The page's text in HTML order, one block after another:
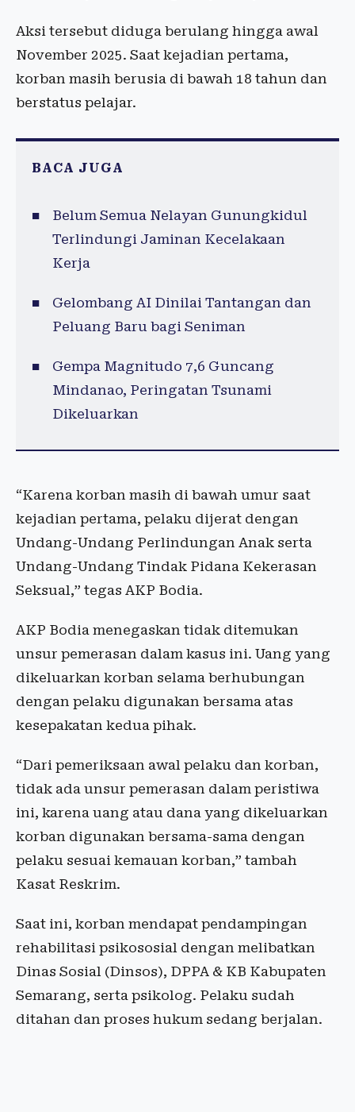
Aksi tersebut diduga berulang hingga awal
November 2025. Saat kejadian pertama,
korban masih berusia di bawah 18 tahun dan
berstatus pelajar.
BACA JUGA
Belum Semua Nelayan Gunungkidul
Terlindungi Jaminan Kecelakaan
Kerja
Gelombang AI Dinilai Tantangan dan
Peluang Baru bagi Seniman
Gempa Magnitudo 7,6 Guncang
Mindanao, Peringatan Tsunami
Dikeluarkan
“Karena korban masih di bawah umur saat
kejadian pertama, pelaku dijerat dengan
Undang-Undang Perlindungan Anak serta
Undang-Undang Tindak Pidana Kekerasan
Seksual,” tegas AKP Bodia.
AKP Bodia menegaskan tidak ditemukan
unsur pemerasan dalam kasus ini. Uang yang
dikeluarkan korban selama berhubungan
dengan pelaku digunakan bersama atas
kesepakatan kedua pihak.
“Dari pemeriksaan awal pelaku dan korban,
tidak ada unsur pemerasan dalam peristiwa
ini, karena uang atau dana yang dikeluarkan
korban digunakan bersama-sama dengan
pelaku sesuai kemauan korban,” tambah
Kasat Reskrim.
Saat ini, korban mendapat pendampingan
rehabilitasi psikososial dengan melibatkan
Dinas Sosial (Dinsos), DPPA & KB Kabupaten
Semarang, serta psikolog. Pelaku sudah
ditahan dan proses hukum sedang berjalan.